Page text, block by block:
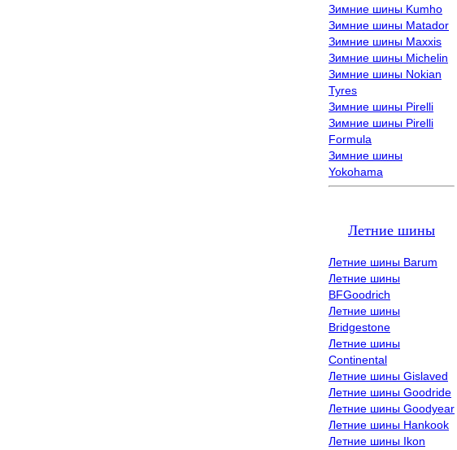
Зимние шины Kumho
Зимние шины Matador
Зимние шины Maxxis
Зимние шины Michelin
Зимние шины Nokian
Tyres
Зимние шины Pirelli
Зимние шины Pirelli
Formula
Зимние шины
Yokohama
Летние шины
Летние шины Barum
Летние шины
BFGoodrich
Летние шины
Bridgestone
Летние шины
Continental
Летние шины Gislaved
Летние шины Goodride
Летние шины Goodyear
Летние шины Hankook
Летние шины Ikon